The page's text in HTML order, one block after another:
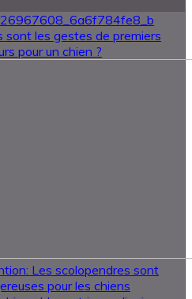
sont les gestes de premiers
pour un chien ?
Les scolopendres sont
pour les chiens